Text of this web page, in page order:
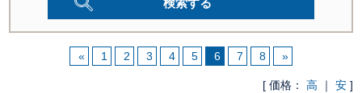
« 1 2 3 4 5 6 7 8 »
[ 価格： 高 ｜ 安]